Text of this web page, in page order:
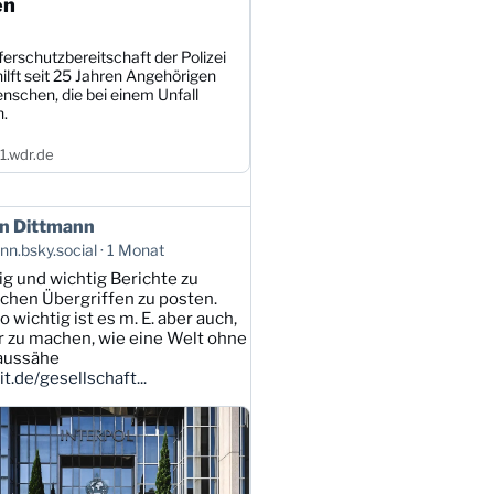
der Polizei
seit 25 Jahren Angehörigen
die bei einem Unfall
Dittmann
1 Monat
und wichtig Berichte zu
Übergriffen zu posten.
wichtig ist es m. E. aber auch,
zu machen, wie eine Welt ohne
gesellschaft...